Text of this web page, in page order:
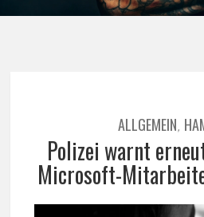
ALLGEMEIN,
Polizei warnt
Microsoft-